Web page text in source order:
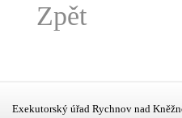
Zpět
Exekutorský úřad Rychnov nad